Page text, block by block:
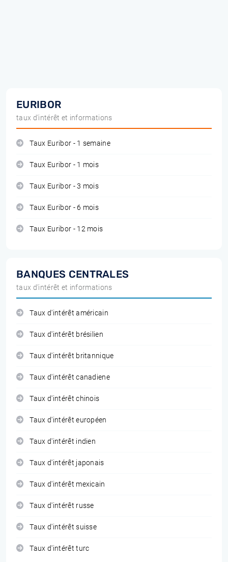
EURIBOR
taux d'intérêt et informations
Taux Euribor - 1 semaine
Taux Euribor - 1 mois
Taux Euribor - 3 mois
Taux Euribor - 6 mois
Taux Euribor - 12 mois
BANQUES CENTRALES
taux d'intérêt et informations
Taux d'intérêt américain
Taux d'intérêt brésilien
Taux d'intérêt britannique
Taux d'intérêt canadiene
Taux d'intérêt chinois
Taux d'intérêt européen
Taux d'intérêt indien
Taux d'intérêt japonais
Taux d'intérêt mexicain
Taux d'intérêt russe
Taux d'intérêt suisse
Taux d'intérêt turc